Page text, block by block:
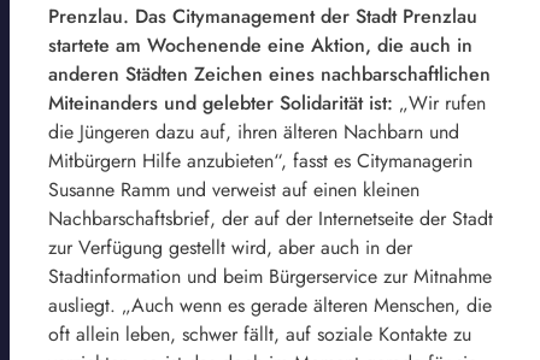
Prenzlau. Das Citymanagement der Stadt Prenzlau
startete am Wochenende eine Aktion, die auch in
anderen Städten Zeichen eines nachbarschaftlichen
Miteinanders und gelebter Solidarität ist: „Wir rufen
die Jüngeren dazu auf, ihren älteren Nachbarn und
Mitbürgern Hilfe anzubieten“, fasst es Citymanagerin
Susanne Ramm und verweist auf einen kleinen
Nachbarschaftsbrief, der auf der Internetseite der Stadt
zur Verfügung gestellt wird, aber auch in der
Stadtinformation und beim Bürgerservice zur Mitnahme
ausliegt. „Auch wenn es gerade älteren Menschen, die
oft allein leben, schwer fällt, auf soziale Kontakte zu